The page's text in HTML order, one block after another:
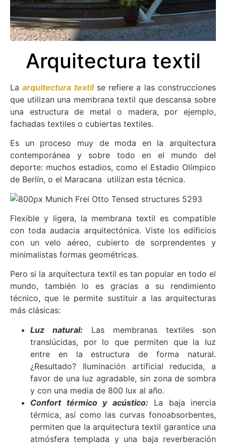
Arquitectura textil
Laarquitectura textilse refiere a las construcciones
que utilizan una membrana textil que descansa sobre
una estructura de metal o madera, por ejemplo,
fachadas textiles o cubiertas textiles.
Es un proceso muy de moda en la arquitectura
contemporánea y sobre todo en el mundo del
deporte: muchos estadios, como el Estadio Olímpico
de Berlín, o el Maracana utilizan esta técnica.
Flexible y ligera, la membrana textil es compatible
con toda audacia arquitectónica. Viste los edificios
con un velo aéreo, cubierto de sorprendentes y
minimalistas formas geométricas.
Pero si la arquitectura textil es tan popular en todo el
mundo, también lo es gracias a su rendimiento
técnico, que le permite sustituir a las arquitecturas
más clásicas:
Luz natural: Las membranas textiles son
translúcidas, por lo que permiten que la luz
entre en la estructura de forma natural.
¿Resultado? Iluminación artificial reducida, a
favor de una luz agradable, sin zona de sombra
y con una media de 800 lux al año.
Confort térmico y acústico:
La baja inercia
térmica, así como las curvas fonoabsorbentes,
permiten que la arquitectura textil garantice una
atmósfera templada y una baja reverberación